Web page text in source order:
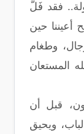
فقد فَلَّ
أعيننا حين
وطغام
المستعان
قبل أن
ويحيق